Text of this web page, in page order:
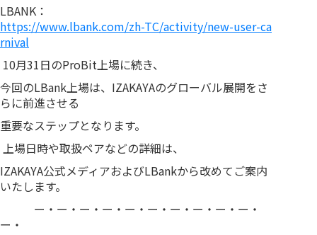
LBANK：
https://www.lbank.com/zh-TC/activity/new-user-ca
rnival
10月31日のProBit上場に続き、
今回のLBank上場は、IZAKAYAのグローバル展開をさ
らに前進させる
重要なステップとなります。
上場日時や取扱ペアなどの詳細は、
IZAKAYA公式メディアおよびLBankから改めてご案内
いたします。
ー・ー・ー・ー・ー・ー・ー・ー・ー・ー・
ー・